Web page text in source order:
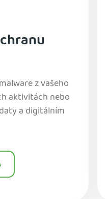
z vašeho
aktivitách nebo
a digitálním